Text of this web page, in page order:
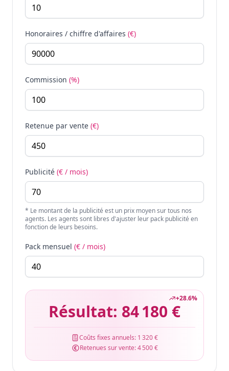
Honoraires / chiffre d'affaires (€)
Commission (%)
Retenue par vente (€)
Publicité (€ / mois)
* Le montant de la publicité est un prix moyen sur tous nos
agents. Les agents sont libres d'ajuster leur pack publicité en
fonction de leurs besoins.
Pack mensuel (€ / mois)
+28.6%
Résultat: 84 180 €
Coûts fixes annuels: 1 320 €
Retenues sur vente:4 500 €